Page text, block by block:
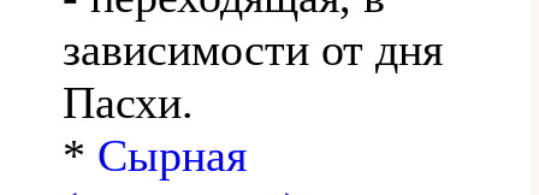
зависимости от дня
Пасхи.
* Сырная